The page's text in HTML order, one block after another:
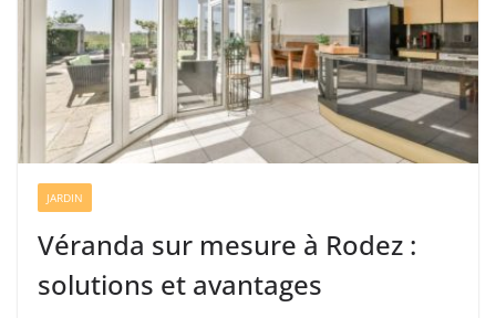
JARDIN
Véranda sur mesure à Rodez :
solutions et avantages